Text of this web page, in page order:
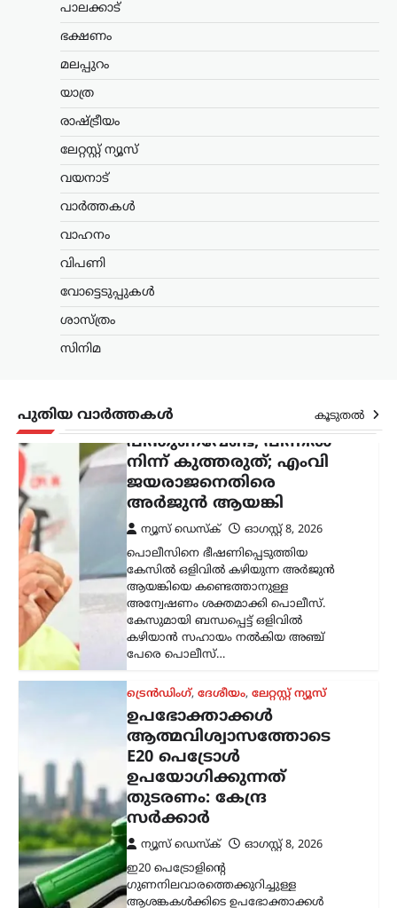
പാലക്കാട്
ഭക്ഷണം
മലപ്പുറം
യാത്ര
രാഷ്ട്രീയം
ലേറ്റസ്റ്റ് ന്യൂസ്
വയനാട്
വാർത്തകൾ
വാഹനം
വിപണി
വോട്ടെടുപ്പുകൾ
ശാസ്ത്രം
സിനിമ
പുതിയ വാർത്തകൾ കൂടുതൽ
രൂക്ഷ വിമർശനവുമായി ശിവസേന
രാജ്യത്ത് പ്രതിഷേധിക്കുന്ന യുവാക്കളുടെ
വിട്ട്…
കേരളം
പിന്തുണവേണ്ട, പിന്നില്‍
നിന്ന് കുത്തരുത്; എംവി
ജയരാജനെതിരെ
പൊലീസിനെ ഭീഷണിപ്പെടുത്തിയ
കേസിൽ ഒളിവിൽ കഴിയുന്ന അർജുൻ
ട്രെൻഡിംഗ് ലേറ്റസ്റ്റ് ന്യൂസ്
ഉപഭോക്താക്കൾ
ആത്മവിശ്വാസത്തോടെ
E20 പെട്രോൾ
ഉപയോഗിക്കുന്നത്
തുടരണം: കേന്ദ്ര
സർക്കാർ
ന്യൂസ് ഡെസ്ക്
ഓഗസ്റ്റ്‌ 8, 2026
ഇ20 പെട്രോളിന്റെ
ഗുണനിലവാരത്തെക്കുറിച്ചുള്ള
ആശങ്കകൾക്കിടെ ഉപഭോക്താക്കൾ
ആത്മവിശ്വാസത്തോടെ ഇന്ധനം
ഉപയോഗിക്കാമെന്ന് കേന്ദ്ര പെട്രോളിയം,
പ്രകൃതി വാതക മന്ത്രാലയം വ്യക്തമാക്കി.
പൊതുമേഖല ഓയിൽ മാർക്കറ്റിങ്
കമ്പനികൾ (ഒഎംസികൾ) വിതരണം…
കേരളം,ട്രെൻഡിംഗ്
ലേറ്റസ്റ്റ് ന്യൂസ്
‘കേരളത്തിൽ ബിജെപി
അല്ല, പക്ഷേ
ബിജെപിക്കായി
ഭരിക്കുന്നത് യുഡിഎഫ്’;
സതീശനെതിരെ എം.വി.
ഗോവിന്ദൻ